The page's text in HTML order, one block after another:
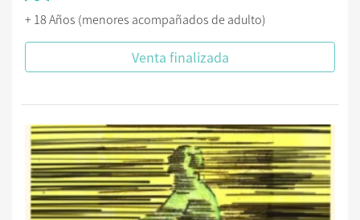
+ 18 Años (menores acompañados de adulto)
Venta finalizada